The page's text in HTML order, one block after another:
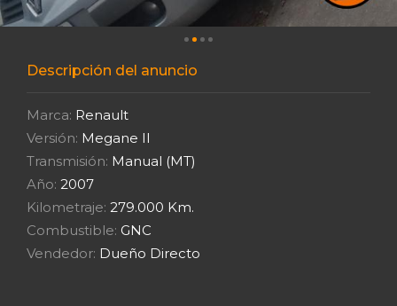
Descripción del anuncio
Marca: Renault
Versión: Megane II
Transmisión: Manual (MT)
Año: 2007
Kilometraje: 279.000 Km.
Combustible: GNC
Vendedor: Dueño Directo